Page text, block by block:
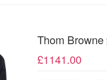
Thom
£1141.00